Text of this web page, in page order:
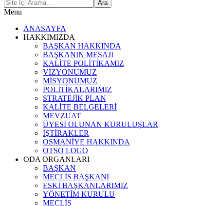
Menu
ANASAYFA
HAKKIMIZDA
BAŞKAN HAKKINDA
BAŞKANIN MESAJI
KALİTE POLİTİKAMIZ
VİZYONUMUZ
MİSYONUMUZ
POLİTİKALARIMIZ
STRATEJİK PLAN
KALİTE BELGELERİ
MEVZUAT
ÜYESİ OLUNAN KURULUŞLAR
İŞTİRAKLER
OSMANİYE HAKKINDA
OTSO LOGO
ODA ORGANLARI
BAŞKAN
MECLİS BAŞKANI
ESKİ BAŞKANLARIMIZ
YÖNETİM KURULU
MECLİS